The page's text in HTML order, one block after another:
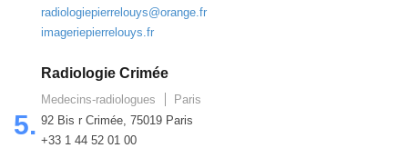
radiologiepierrelouys@orange.fr
imageriepierrelouys.fr
5.
Radiologie Crimée
Medecins-radiologues
Paris
92 Bis r Crimée, 75019 Paris
+33 1 44 52 01 00